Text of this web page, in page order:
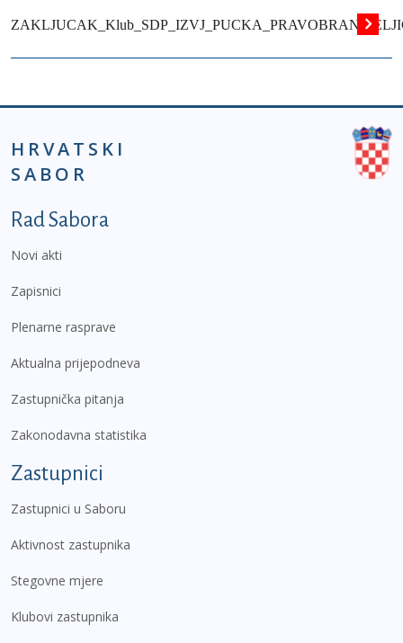
HRVATSKI
SABOR
Podnožje prvi izbornik
Rad Sabora
Novi akti
Zapisnici
Plenarne rasprave
Aktualna prijepodneva
Zastupnička pitanja
Zakonodavna statistika
Zastupnici
Zastupnici u Saboru
Aktivnost zastupnika
Stegovne mjere
Klubovi zastupnika